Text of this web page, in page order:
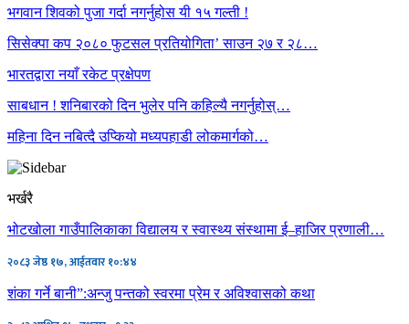
भगवान शिवको पुजा गर्दा नगर्नुहोस यी १५ गल्ती !
सिसेक्पा कप २०८० फुटसल प्रतियोगिता’ साउन २७ र २८…
भारतद्वारा नयाँ रकेट प्रक्षेपण
साबधान ! शनिबारको दिन भुलेर पनि कहिल्यै नगर्नुहोस्…
महिना दिन नबित्दै उप्कियो मध्यपहाडी लोकमार्गको…
भर्खरै
भोटखोला गाउँपालिकाका विद्यालय र स्वास्थ्य संस्थामा ई–हाजिर प्रणाली…
२०८३ जेष्ठ १७, आईतवार १०:४४
शंका गर्ने बानी”:अन्जु पन्तको स्वरमा प्रेम र अविश्वासको कथा